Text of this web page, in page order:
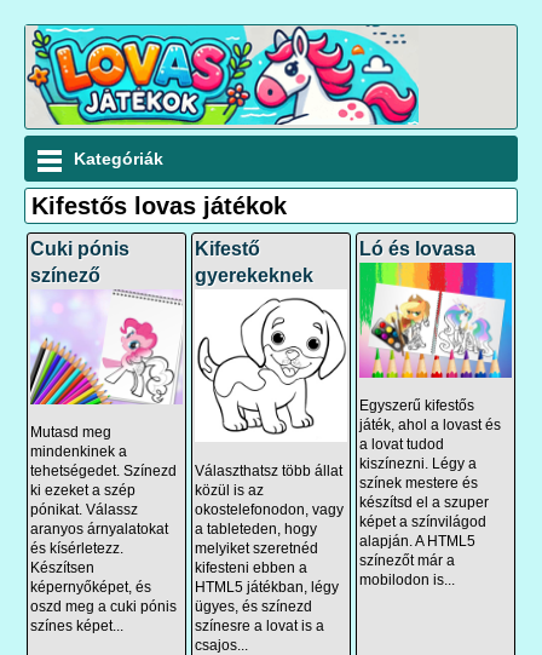
Kategóriák
Kifestős lovas játékok
Cuki pónis
színező
Mutasd meg
mindenkinek a
tehetségedet. Színezd
ki ezeket a szép
pónikat. Válassz
aranyos árnyalatokat
és kísérletezz.
Készítsen
képernyőképet, és
oszd meg a cuki pónis
színes képet...
Kifestő
gyerekeknek
Választhatsz több állat
közül is az
okostelefonodon, vagy
a tableteden, hogy
melyiket szeretnéd
kifesteni ebben a
HTML5 játékban, légy
ügyes, és színezd
színesre a lovat is a
csajos...
Ló és lovasa
Egyszerű kifestős
játék, ahol a lovast és
a lovat tudod
kiszínezni. Légy a
színek mestere és
készítsd el a szuper
képet a színvilágod
alapján. A HTML5
színezőt már a
mobilodon is...